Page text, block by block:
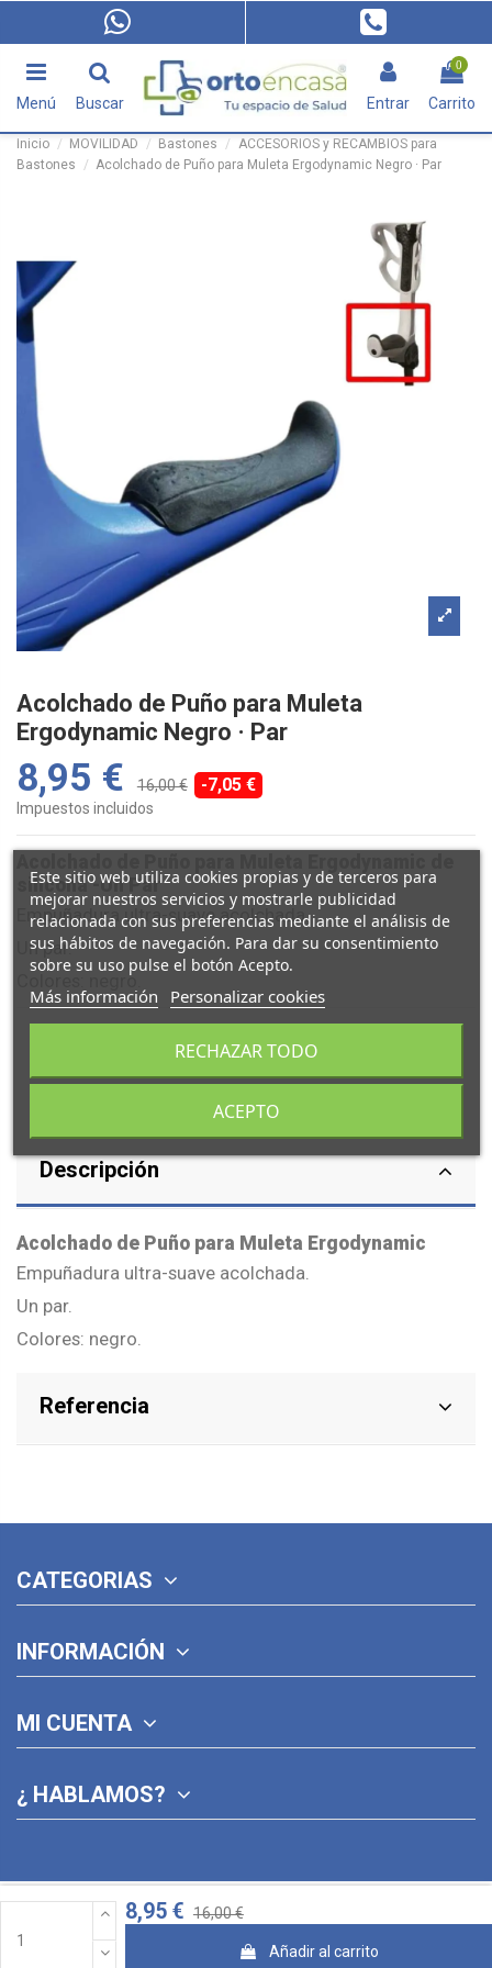
Menú Buscar Entrar
0
Carrito
Inicio MOVILIDAD Bastones
ACCESORIOS y RECAMBIOS para
Bastones
Acolchado de Puño para Muleta Ergodynamic Negro · Par
Acolchado de Puño para Muleta
Ergodynamic Negro · Par
8,95 € 16,00 € -7,05 €
Impuestos incluidos
silicona -Un Par
Empuñadura ultra-suave acolchada.
Un par.
Colores: negro.
8,95 € 16,00 €
Añadir al carrito
Descripción
Acolchado de Puño para Muleta Ergodynamic
Empuñadura ultra-suave acolchada.
Un par.
Colores: negro.
Referencia
CATEGORIAS
INFORMACIÓN
MI CUENTA
¿ HABLAMOS?
Este sitio web utiliza cookies propias y de terceros para
mejorar nuestros servicios y mostrarle publicidad
relacionada con sus preferencias mediante el análisis de
sus hábitos de navegación. Para dar su consentimiento
sobre su uso pulse el botón Acepto.
Más información Personalizar cookies
RECHAZAR TODO
ACEPTO
© 2026 · Diseñado con ♥ por Jose Pina y